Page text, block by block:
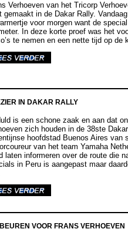
Verhoeven van het Tricorp
gemaakt in de Dakar Rally.
voor morgen want de
In deze korte proef was het
te nemen en een nette tijd op de
IN DAKAR RALLY
is een schone zaak en aan dat
zich houden in de 38ste
hoofdstad Buenos Aires van
van het team Yamaha
laten informeren over de route die
in Peru is aangepast maar
VOOR FRANS VERHOEVEN